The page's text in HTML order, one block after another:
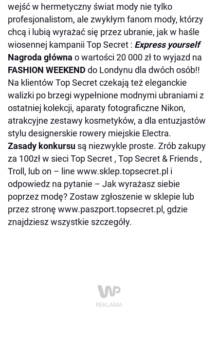
wejść w hermetyczny świat mody nie tylko
profesjonalistom, ale zwykłym fanom mody, którzy
chcą i lubią wyrażać się przez ubranie, jak w haśle
wiosennej kampanii Top Secret : Express yourself
Nagroda główna o wartości 20 000 zł to wyjazd na
FASHION WEEKEND do Londynu dla dwóch osób!!
Na klientów Top Secret czekają też eleganckie
walizki po brzegi wypełnione modnymi ubraniami z
ostatniej kolekcji, aparaty fotograficzne Nikon,
atrakcyjne zestawy kosmetyków, a dla entuzjastów
stylu designerskie rowery miejskie Electra.
Zasady konkursu są niezwykle proste. Zrób zakupy
za 100zł w sieci Top Secret , Top Secret & Friends ,
Troll, lub on – line www.sklep.topsecret.pl i
odpowiedz na pytanie – Jak wyrażasz siebie
poprzez modę? Zostaw zgłoszenie w sklepie lub
przez stronę www.paszport.topsecret.pl, gdzie
znajdziesz wszystkie szczegóły.